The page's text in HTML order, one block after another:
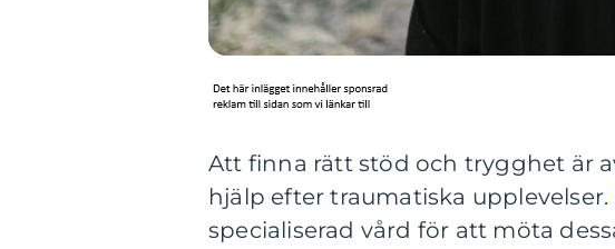
Att finna rätt stöd och trygghet är
hjälp efter traumatiska upplevelser.
specialiserad vård för att möta